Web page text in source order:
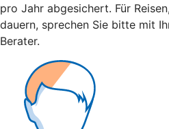
pro Jahr abgesichert. Für
dauern, sprechen Sie bitte mit
Berater.